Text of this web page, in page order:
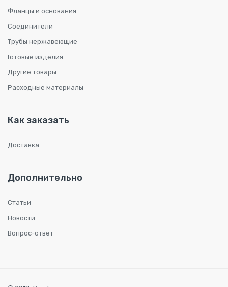
Фланцы и основания
Соединители
Трубы нержавеющие
Готовые изделия
Другие товары
Расходные материалы
Как заказать
Доставка
Дополнительно
Статьи
Новости
Вопрос-ответ